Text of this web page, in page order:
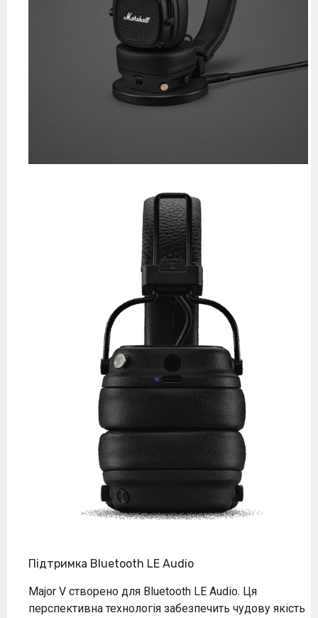
Підтримка Bluetooth LE Audio
Major V створено для Bluetooth LE Audio. Ця
перспективна технологія забезпечить чудову якість